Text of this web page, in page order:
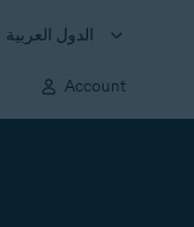
الدول العربية
Account